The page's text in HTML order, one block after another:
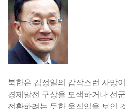
북한은 김정일의 갑작스런 사망
경제발전 구상을 모색하거나 선
전환하려는 듯한 움직임을 보인